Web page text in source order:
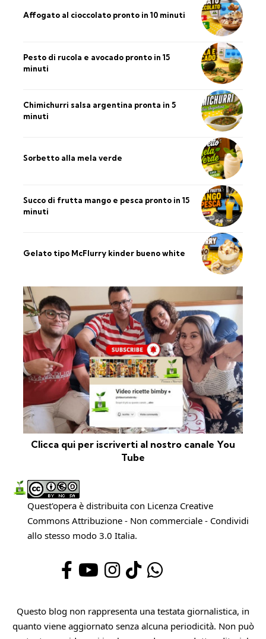
Affogato al cioccolato pronto in 10 minuti
Pesto di rucola e avocado pronto in 15
minuti
Chimichurri salsa argentina pronta in 5
minuti
Sorbetto alla mela verde
Succo di frutta mango e pesca pronto in 15
minuti
Gelato tipo McFlurry kinder bueno white
Clicca qui per iscriverti al nostro canale You
Tube
Quest'opera è distribuita con Licenza Creative
Commons Attribuzione - Non commerciale - Condividi
allo stesso modo 3.0 Italia.
Questo blog non rappresenta una testata giornalistica, in
quanto viene aggiornato senza alcuna periodicità. Non può